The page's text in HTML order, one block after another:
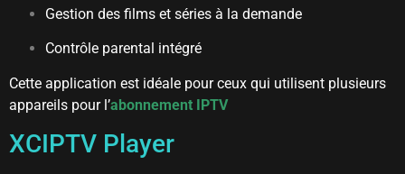
Gestion des films et séries à la demande
Contrôle parental intégré
Cette application est idéale pour ceux qui utilisent plusieurs
appareils pour l’abonnement IPTV
XCIPTV Player